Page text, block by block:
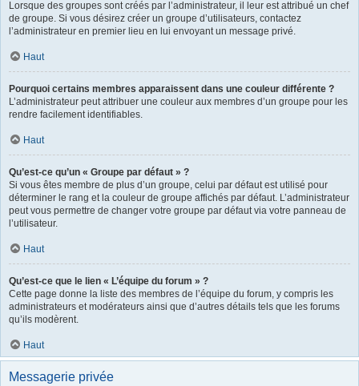
Lorsque des groupes sont créés par l’administrateur, il leur est attribué un chef
de groupe. Si vous désirez créer un groupe d’utilisateurs, contactez
l’administrateur en premier lieu en lui envoyant un message privé.
Haut
Pourquoi certains membres apparaissent dans une couleur différente ?
L’administrateur peut attribuer une couleur aux membres d’un groupe pour les
rendre facilement identifiables.
Haut
Qu’est-ce qu’un « Groupe par défaut » ?
Si vous êtes membre de plus d’un groupe, celui par défaut est utilisé pour
déterminer le rang et la couleur de groupe affichés par défaut. L’administrateur
peut vous permettre de changer votre groupe par défaut via votre panneau de
l’utilisateur.
Haut
Qu’est-ce que le lien « L’équipe du forum » ?
Cette page donne la liste des membres de l’équipe du forum, y compris les
administrateurs et modérateurs ainsi que d’autres détails tels que les forums
qu’ils modèrent.
Haut
Messagerie privée